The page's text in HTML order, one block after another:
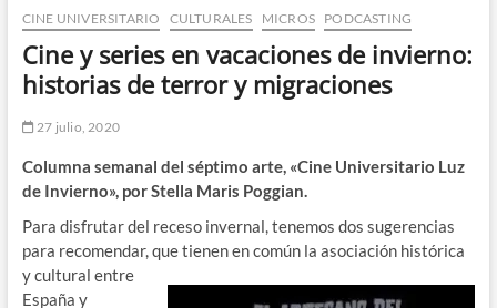
d
e
ú
CINE UNIVERSITARIO CULTURALES MICROS PODCASTING
Cine y series en vacaciones de invierno:
historias de terror y migraciones
27 julio, 2020
Columna semanal del séptimo arte, «Cine Universitario Luz
de Invierno», por Stella Maris Poggian.
Para disfrutar del receso invernal, tenemos dos sugerencias
para recomendar, que tienen en común la asociación histórica
y cultural entre
España y